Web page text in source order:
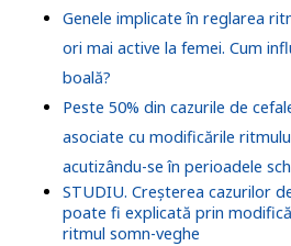
Genele implicate în reglarea
ori mai active la femei. Cum
boală?
Peste 50% din cazurile de
asociate cu modificările
acutizându-se în perioadele
STUDIU. Creșterea cazurilor
poate fi explicată prin
ritmul somn-veghe